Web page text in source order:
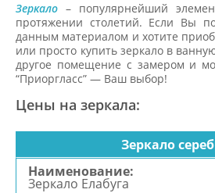
Зеркало – популярнейший
протяжении столетий. Если Вы
данным материалом и хотите
или просто купить зеркало в
другое помещение с замером и
“Приоргласс” — Ваш выбор!
Цены на зеркала:
Зеркало
Зеркало Елабуга